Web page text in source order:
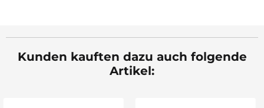
Kunden kauften dazu auch folgende
Artikel: